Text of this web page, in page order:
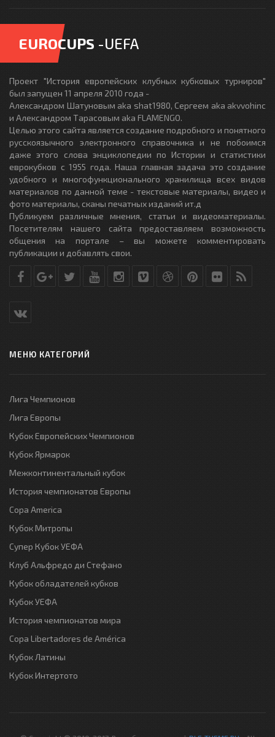
EUROCUPS -UEFA
Проект "История европейских клубных кубковых турниров"
был запущен 11 апреля 2010 года -
Александром Шатуновым aka shat1980, Сергеем aka akvvohinc
и Александром Тарасовым aka FLAMENGO.
Целью этого сайта является создание подробного и понятного
русскоязычного электронного справочника и не побоимся
даже этого слова энциклопедии по Истории и статистики
еврокубков с 1955 года. Наша главная задача это создание
удобного и многофункционального хранилища всех видов
материалов по данной теме - текстовые материалы, видео и
фото материалы, сканы печатных изданий ит.д
Публикуем различные мнения, статьи и видеоматериалы.
Посетителям нашего сайта предоставляем возможность
общения на портале – вы можете комментировать
публикации и добавлять свои.
МЕНЮ КАТЕГОРИЙ
Лига Чемпионов
Лига Европы
Кубок Европейских Чемпионов
Кубок Ярмарок
Межконтинентальный кубок
История чемпионатов Европы
Copa America
Кубок Митропы
Супер Кубок УЕФА
Клуб Альфредо ди Стефано
Кубок обладателей кубков
Кубок УЕФА
История чемпионатов мира
Copa Libertadores de América
Кубок Латины
Кубок Интертото